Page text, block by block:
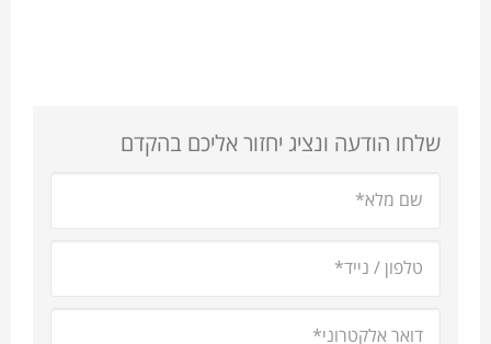
שלחו הודעה ונציג יחזור אליכם בהקדם